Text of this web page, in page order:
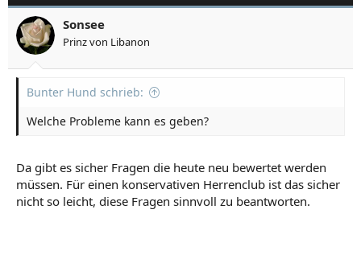
Sonsee
Prinz von Libanon
Bunter Hund schrieb:
Welche Probleme kann es geben?
Da gibt es sicher Fragen die heute neu bewertet werden
müssen. Für einen konservativen Herrenclub ist das sicher
nicht so leicht, diese Fragen sinnvoll zu beantworten.